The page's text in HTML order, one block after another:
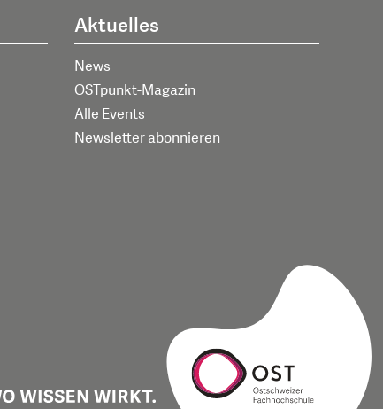
Aktuelles
News
OSTpunkt-Magazin
Alle Events
Newsletter abonnieren